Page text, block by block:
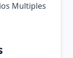
Multiples